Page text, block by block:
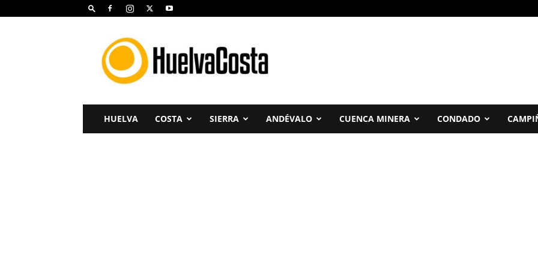
Huelva
Costa
HUELVA COSTA SIERRA ANDÉVALO CUENCA MINERA CONDADO